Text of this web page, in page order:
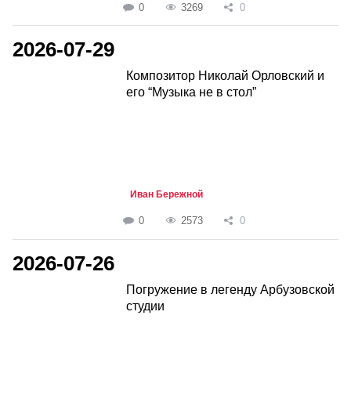
0 3269 0
2026-07-29
Композитор Николай Орловский и
его “Музыка не в стол”
Иван Бережной
0 2573 0
2026-07-26
Погружение в легенду Арбузовской
студии